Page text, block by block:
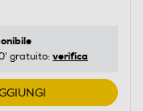
gratuito: verifica